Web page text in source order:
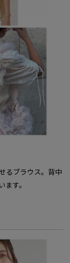
るブラウス。背中
す。